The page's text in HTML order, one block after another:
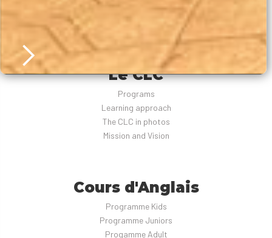
Slide 2 of 6. Le CLC
Programs
Learning approach
The CLC in photos
Mission and Vision
Cours d'Anglais
Programme Kids
Programme Juniors
Progamme Adult